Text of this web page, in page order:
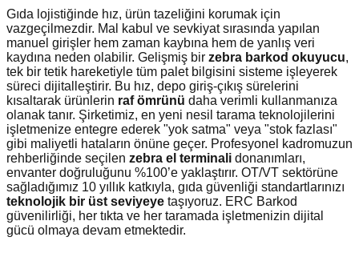
Gıda lojistiğinde hız, ürün tazeliğini korumak için
vazgeçilmezdir. Mal kabul ve sevkiyat sırasında yapılan
manuel girişler hem zaman kaybına hem de yanlış veri
kaydına neden olabilir. Gelişmiş bir zebra barkod okuyucu,
tek bir tetik hareketiyle tüm palet bilgisini sisteme işleyerek
süreci dijitalleştirir. Bu hız, depo giriş-çıkış sürelerini
kısaltarak ürünlerin raf ömrünü daha verimli kullanmanıza
olanak tanır. Şirketimiz, en yeni nesil tarama teknolojilerini
işletmenize entegre ederek "yok satma" veya "stok fazlası"
gibi maliyetli hataların önüne geçer. Profesyonel kadromuzun
rehberliğinde seçilen zebra el terminali donanımları,
envanter doğruluğunu %100’e yaklaştırır. OT/VT sektörüne
sağladığımız 10 yıllık katkıyla, gıda güvenliği standartlarınızı
teknolojik bir üst seviyeye taşıyoruz. ERC Barkod
güvenilirliği, her tıkta ve her taramada işletmenizin dijital
gücü olmaya devam etmektedir.